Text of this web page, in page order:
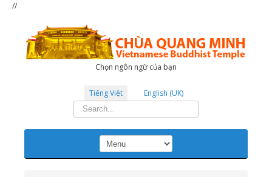
//
Chọn ngôn ngữ của bạn
Tiếng Việt English (UK)
Tìm
kiếm...